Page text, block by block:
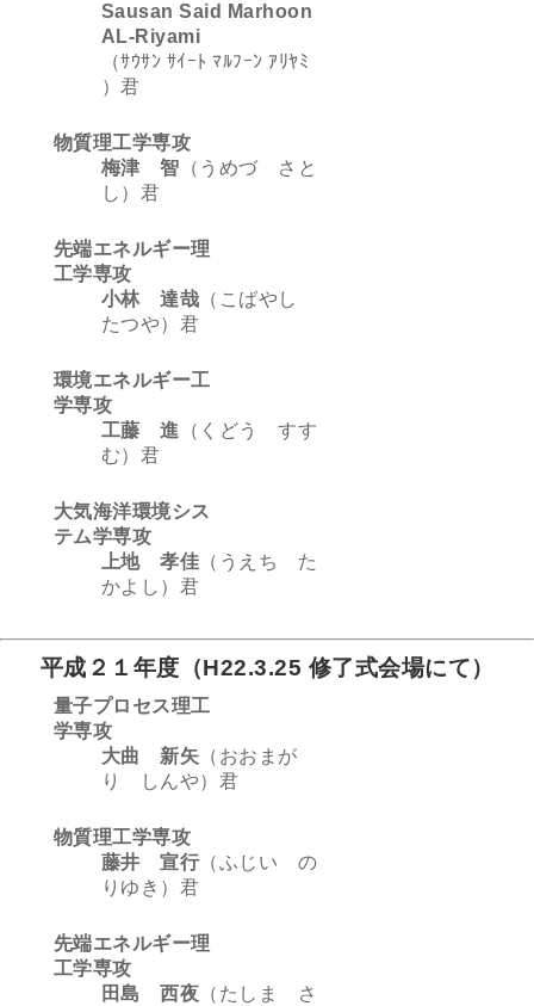
Sausan Said Marhoon
AL-Riyami
（ｻｳｻﾝ ｻｲｰﾄ ﾏﾙﾌｰﾝ ｱﾘﾔﾐ
）君
物質理工学専攻
梅津 智 （うめづ さと
し）君
先端エネルギー理
工学専攻
小林 達哉 （こばやし
たつや）君
環境エネルギー工
学専攻
工藤 進
（くどう すす
む）君
大気海洋環境シス
テム学専攻
上地 孝佳 （うえち た
かよし）君
平成２１年度（H22.3.25 修了式会場にて）
量子プロセス理工
学専攻
大曲 新矢 （おおまが
り しんや）君
物質理工学専攻
藤井 宣行（ふじい の
りゆき）君
先端エネルギー理
工学専攻
田島 西夜 （たしま さ